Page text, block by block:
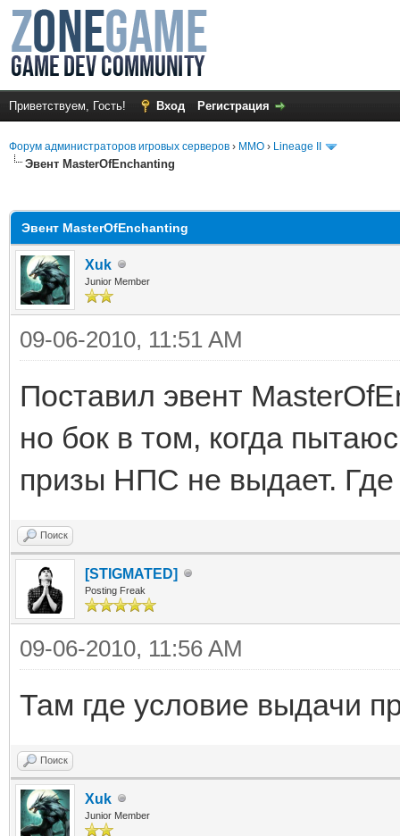
Приветствуем, Гость! Вход Регистрация
Форум администраторов игровых серверов › MMO › Lineage II
Эвент MasterOfEnchanting
Эвент MasterOfEnchanting
Xuk
Junior Member
09-06-2010, 11:51 AM
Поставил эвент
но бок в том, когда
призы НПС не выдает. Где
Поиск
[STIGMATED]
Posting Freak
09-06-2010, 11:56 AM
Там где условие выдачи
Поиск
Xuk
Junior Member